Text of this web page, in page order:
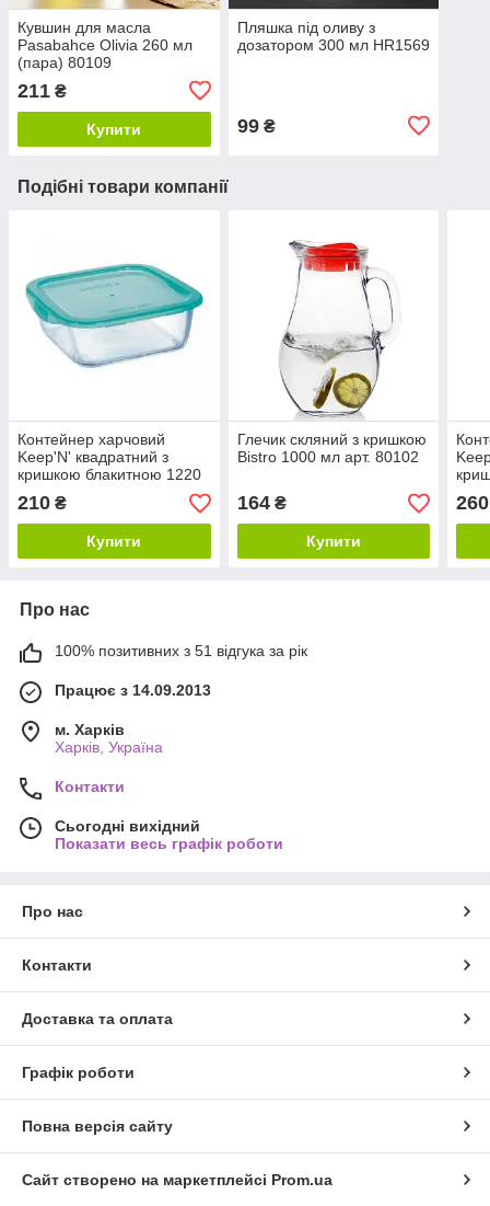
Кувшин для масла
Pasabahce Olivia 260 мл
(пара) 80109
211 ₴
Купити
Пляшка під оливу з
дозатором 300 мл HR1569
99₴
Подібні товари компанії
Контейнер харчовий
Keep'N' квадратний з
кришкою блакитною 1220
мл Luminarc P5520
210 ₴
Купити
Глечик скляний з кришкою
Bistro 1000 мл арт. 80102
164₴
Купити
мл
260
Про нас
100% позитивних з 51 відгука за рік
Працює з 14.09.2013
м. Харків
Харків, Україна
Контакти
Сьогодні вихідний
Показати весь графік роботи
Про нас
Контакти
Доставка та оплата
Графік роботи
Повна версія сайту
Сайт створено на маркетплейсі Prom.ua